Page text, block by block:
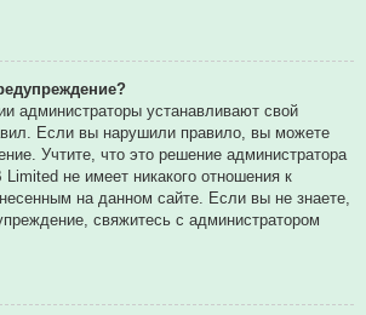
администраторы устанавливают свой
Если вы нарушили правило, вы можете
Учтите, что это решение администратора
не имеет никакого отношения к
на данном сайте. Если вы не знаете,
свяжитесь с администратором